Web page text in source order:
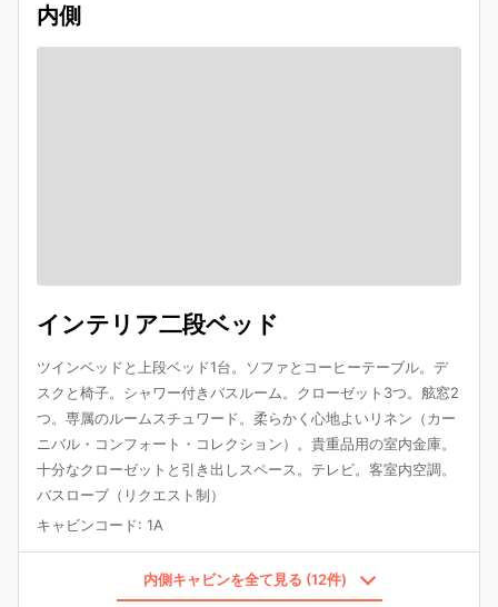
内側
インテリア二段ベッド
ツインベッドと上段ベッド1台。ソファとコーヒーテーブル。デ
スクと椅子。シャワー付きバスルーム。クローゼット3つ。舷窓2
つ。専属のルームスチュワード。柔らかく心地よいリネン（カー
ニバル・コンフォート・コレクション）。貴重品用の室内金庫。
十分なクローゼットと引き出しスペース。テレビ。客室内空調。
バスローブ（リクエスト制）
キャビンコード: 1A
内側キャビンを全て見る (12件)